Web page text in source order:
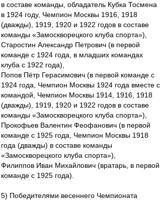
в составе команды, обладатель Кубка Тосмена
в 1924 году, Чемпион Москвы 1916, 1918
(дважды), 1919, 1920 и 1922 годов в составе
команды «Замоскворецкого клуба спорта»),
Старостин Александр Петрович (в первой
команде с 1924 года, в младших командах
клуба с 1922 года),
Попов Пётр Герасимович (в первой команде с
1924 года, Чемпион Москвы 1924 года вместе с
командой, Чемпион Москвы 1914, 1916, 1918
(дважды), 1919, 1920 и 1922 годов в составе
команды «Замоскворецкого клуба спорта»),
Прокофьев Валентин Феофанович (в первой
команде с 1925 года, Чемпион Москвы 1918
года (дважды) в составе команды
«Замоскворецкого клуба спорта»),
Филиппов Иван Михайлович (вратарь, в первой
команде с 1925 года).
5) Победителями весеннего Чемпионата